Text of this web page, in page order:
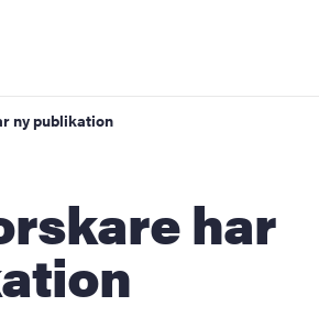
ny publikation